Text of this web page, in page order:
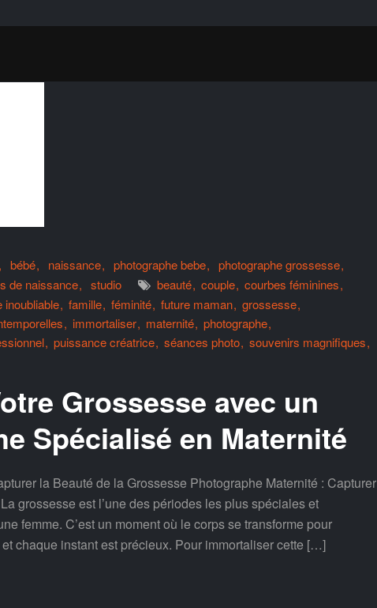
bébé naissance photographe bebe
photographe grossesse
de naissance studio beauté couple courbes féminines
inoubliable famille féminité future maman grossesse
immortaliser maternité photographe
puissance créatrice séances photo souvenirs magnifiques
Grossesse avec un
Spécialisé en Maternité
la Beauté de la Grossesse Photographe Maternité : Capturer
grossesse est l’une des périodes les plus spéciales et
femme. C’est un moment où le corps se transforme pour
chaque instant est précieux. Pour immortaliser cette […]